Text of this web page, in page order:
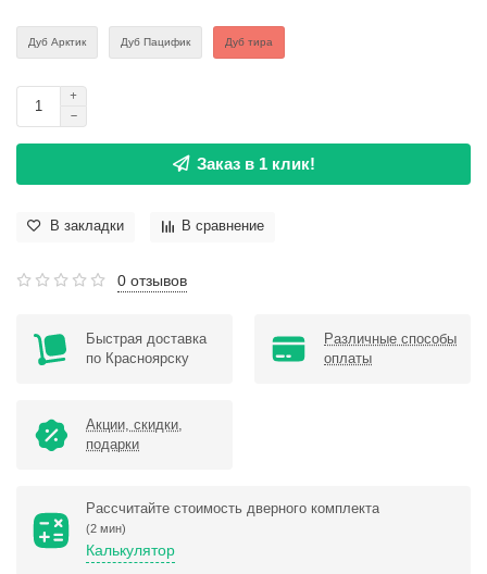
Дуб Арктик Дуб Пацифик Дуб тира
Заказ в 1 клик!
В закладки В сравнение
0 отзывов
Быстрая доставка
по Красноярску
Различные способы
оплаты
Акции, скидки,
подарки
Рассчитайте стоимость дверного комплекта
(2 мин)
Калькулятор